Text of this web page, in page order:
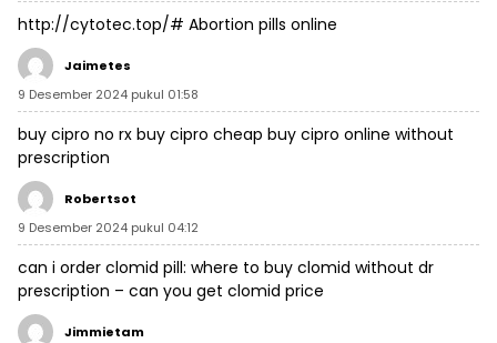
http://cytotec.top/# Abortion pills online
Jaimetes
9 Desember 2024 pukul 01:58
buy cipro no rx buy cipro cheap buy cipro online without
prescription
Robertsot
9 Desember 2024 pukul 04:12
can i order clomid pill: where to buy clomid without dr
prescription – can you get clomid price
Jimmietam